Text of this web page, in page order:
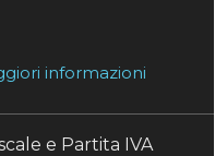
informazioni
e Partita IVA